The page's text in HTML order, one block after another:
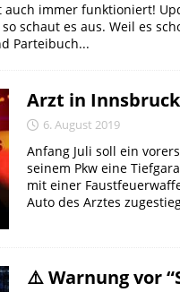
auch immer funktioniert!
schaut es aus. Weil es
Parteibuch...
Arzt in
6. August 2019
Anfang Juli soll ein
seinem Pkw eine
mit einer
Auto des Arztes
⚠️ Warnung vor